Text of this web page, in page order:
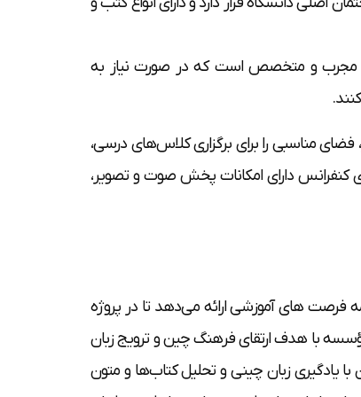
مجرب و متخصص است که در صورت نیاز به
مناسبی را برای برگزاری کلاس‌های درسی،
دارای امکانات پخش صوت و تصویر،
های آموزشی ارائه می‌دهد تا در پروژه
با هدف ارتقای فرهنگ چین و ترویج زبان
زبان چینی و تحلیل کتاب‌ها و متون